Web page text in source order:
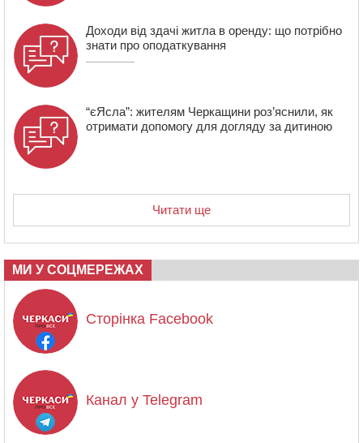
Доходи від здачі житла в оренду: що потрібно
знати про оподаткування
“єЯсла”: жителям Черкащини роз’яснили, як
отримати допомогу для догляду за дитиною
Читати ще
МИ У СОЦМЕРЕЖАХ
Сторінка Facebook
Канал у Telegram